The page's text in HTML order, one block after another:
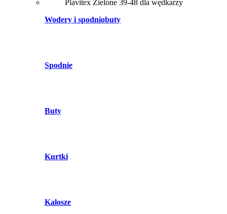
Wodery i spodniobuty
Spodnie
Buty
Kurtki
Kalosze